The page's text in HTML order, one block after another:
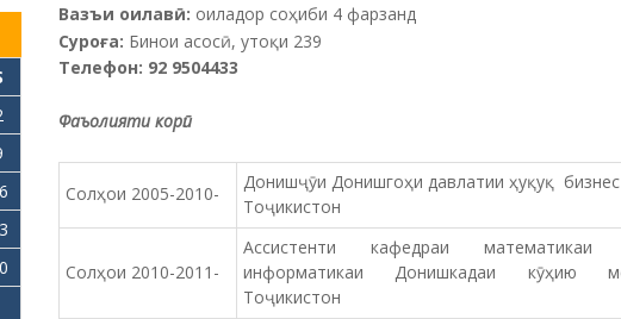
Вазъи оилавӣ: оиладор соҳиби 4 фарзанд
Суроға: Бинои асосӣ, утоқи 239
Телефон: 92 9504433
Фаъолияти корӣ:
Солҳои 2005-2010-
Донишҷӯи Донишгоҳи давлатии ҳуқуқ бизнес
Тоҷикистон
Солҳои 2010-2011-
Ассистенти кафедраи
информатикаи Донишкадаи кӯҳию
Тоҷикистон